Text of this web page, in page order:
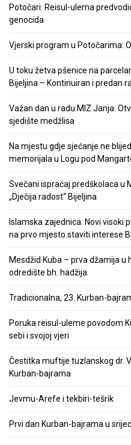
Potočari: Reisul-ulema
genocida
Vjerski program u Potočarima:
U toku žetva pšenice na
Bijeljina – Kontinuiran i predan
Važan dan u radu MIZ Janja:
sjedište medžlisa
Na mjestu gdje sjećanje ne
memorijala u Logu pod
Svečani ispraćaj predškolaca u
„Dječija radost“ Bijeljina
Islamska zajednica: Novi visoki
na prvo mjesto staviti interese
Mesdžid Kuba – prva džamija
odredište bh. hadžija
Tradicionalna, 23. Kurban-
Poruka reisul-uleme povodom
sebi i svojoj vjeri
Čestitka muftije tuzlanskog dr.
Kurban-bajrama
Jevmu-Arefe i tekbiri-tešrik
Prvi dan Kurban-bajrama u